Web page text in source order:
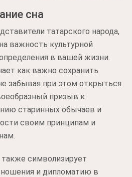
сна
татарского народа,
важность культурной
в вашей жизни.
как важно сохранить
забывая при этом открыться
призыв к
старинных обычаев и
своим принципам и
символизирует
и дипломатию в